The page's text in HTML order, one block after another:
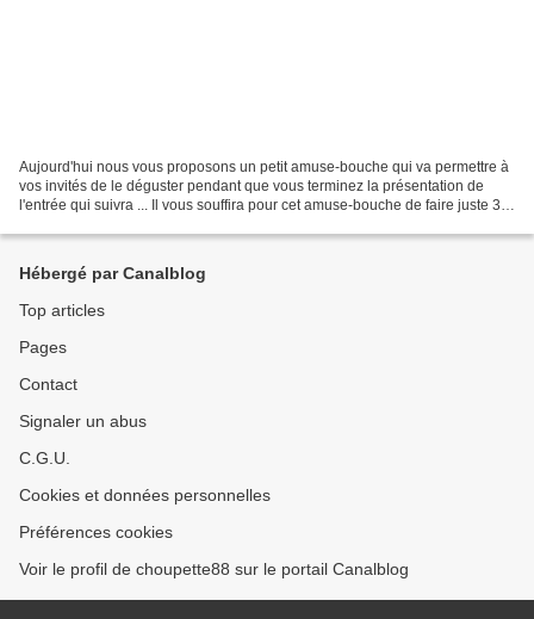
Aujourd'hui nous vous proposons un petit amuse-bouche qui va permettre à
vos invités de le déguster pendant que vous terminez la présentation de
l'entrée qui suivra ... Il vous souffira pour cet amuse-bouche de faire juste 3
Hébergé par Canalblog
Top articles
Pages
Contact
Signaler un abus
C.G.U.
Cookies et données personnelles
Préférences cookies
Voir le profil de choupette88 sur le portail Canalblog